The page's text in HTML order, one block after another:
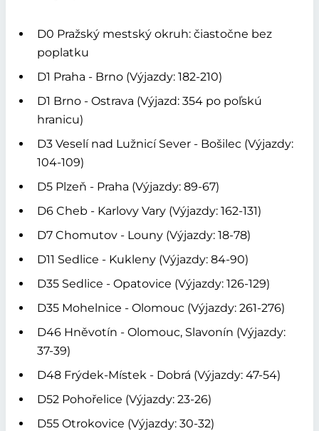
D0 Pražský mestský okruh: čiastočne bez
poplatku
D1 Praha - Brno (Výjazdy: 182-210)
D1 Brno - Ostrava (Výjazd: 354 po poľskú
hranicu)
D3 Veselí nad Lužnicí Sever - Bošilec (Výjazdy:
104-109)
D5 Plzeň - Praha (Výjazdy: 89-67)
D6 Cheb - Karlovy Vary (Výjazdy: 162-131)
D7 Chomutov - Louny (Výjazdy: 18-78)
D11 Sedlice - Kukleny (Výjazdy: 84-90)
D35 Sedlice - Opatovice (Výjazdy: 126-129)
D35 Mohelnice - Olomouc (Výjazdy: 261-276)
D46 Hněvotín - Olomouc, Slavonín (Výjazdy:
37-39)
D48 Frýdek-Místek - Dobrá (Výjazdy: 47-54)
D52 Pohořelice (Výjazdy: 23-26)
D55 Otrokovice (Výjazdy: 30-32)